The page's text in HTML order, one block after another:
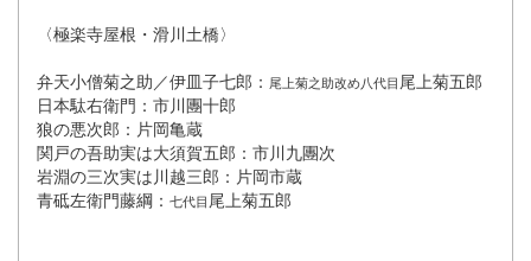
〈極楽寺屋根・滑川土橋〉
弁天小僧菊之助／伊皿子七郎： 尾上菊之助改め八代目尾上菊五郎
日本駄右衛門：市川團十郎
狼の悪次郎：片岡亀蔵
関戸の吾助実は大須賀五郎：市川九團次
岩淵の三次実は川越三郎：片岡市蔵
青砥左衛門藤綱： 七代目尾上菊五郎